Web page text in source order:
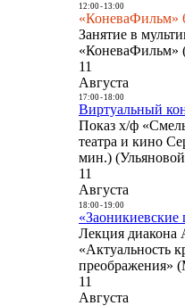
12:00- 13:00
«КоневаФильм»
Занятие в
«КоневаФильм»
11
Августа
17:00- 18:00
Виртуальный
Показ х/ф
театра и кино
мин.)
11
Августа
18:00- 19:00
«Заоникиевские
Лекция диакона
«Актуальность
преображения»
11
Августа